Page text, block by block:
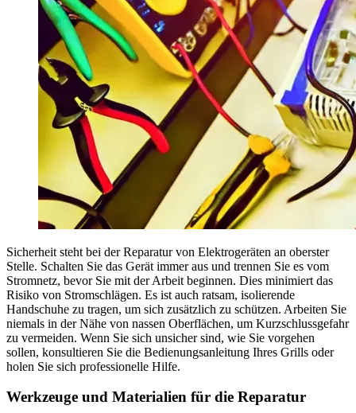
Sicherheit steht bei der Reparatur von Elektrogeräten an oberster
Stelle. Schalten Sie das Gerät immer aus und trennen Sie es vom
Stromnetz, bevor Sie mit der Arbeit beginnen. Dies minimiert das
Risiko von Stromschlägen. Es ist auch ratsam, isolierende
Handschuhe zu tragen, um sich zusätzlich zu schützen. Arbeiten Sie
niemals in der Nähe von nassen Oberflächen, um Kurzschlussgefahr
zu vermeiden. Wenn Sie sich unsicher sind, wie Sie vorgehen
sollen, konsultieren Sie die Bedienungsanleitung Ihres Grills oder
holen Sie sich professionelle Hilfe.
Werkzeuge und Materialien für die Reparatur